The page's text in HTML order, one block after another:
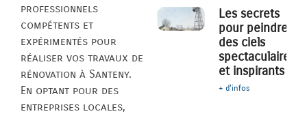
professionnels
compétents et
expérimentés pour
réaliser vos travaux de
rénovation à Santeny.
En optant pour des
entreprises locales,
Les secrets
pour peindre
des ciels
spectaculaires
et inspirants
+ d'infos